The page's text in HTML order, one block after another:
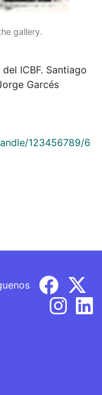
gallery.
ICBF. Santiago
Garcés
123456789/6